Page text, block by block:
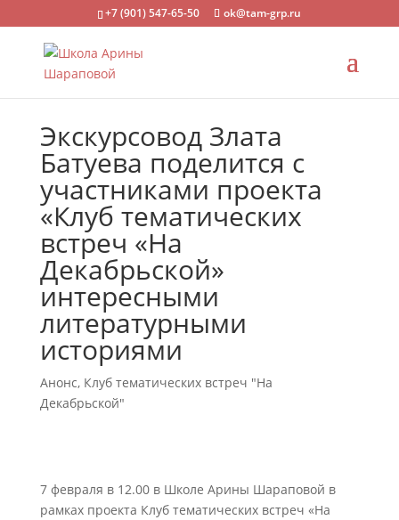
+7 (901) 547-65-50 ok@tam-grp.ru
Экскурсовод Злата
Батуева поделится с
участниками проекта
«Клуб тематических
встреч «На
Декабрьской»
интересными
литературными
историями
Анонс, Клуб тематических встреч "На
Декабрьской"
7 февраля в 12.00 в Школе Арины Шараповой в
рамках проекта Клуб тематических встреч «На